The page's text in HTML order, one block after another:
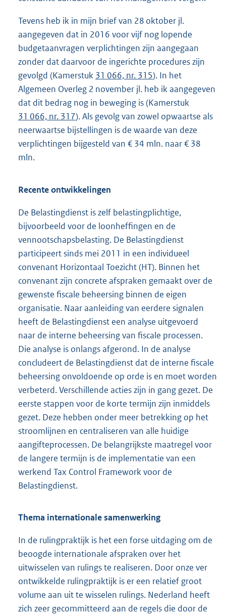
Tevens heb ik in mijn brief van 28 oktober jl.
aangegeven dat in 2016 voor vijf nog lopende
budgetaanvragen verplichtingen zijn aangegaan
zonder dat daarvoor de ingerichte procedures zijn
gevolgd (Kamerstuk 31 066, nr. 315). In het
Algemeen Overleg 2 november jl. heb ik aangegeven
dat dit bedrag nog in beweging is (Kamerstuk
31 066, nr. 317). Als gevolg van zowel opwaartse als
neerwaartse bijstellingen is de waarde van deze
verplichtingen bijgesteld van € 34 mln. naar € 38
mln.
Recente ontwikkelingen
De Belastingdienst is zelf belastingplichtige,
bijvoorbeeld voor de loonheffingen en de
vennootschapsbelasting. De Belastingdienst
participeert sinds mei 2011 in een individueel
convenant Horizontaal Toezicht (HT). Binnen het
convenant zijn concrete afspraken gemaakt over de
gewenste fiscale beheersing binnen de eigen
organisatie. Naar aanleiding van eerdere signalen
heeft de Belastingdienst een analyse uitgevoerd
naar de interne beheersing van fiscale processen.
Die analyse is onlangs afgerond. In de analyse
concludeert de Belastingdienst dat de interne fiscale
beheersing onvoldoende op orde is en moet worden
verbeterd. Verschillende acties zijn in gang gezet. De
eerste stappen voor de korte termijn zijn inmiddels
gezet. Deze hebben onder meer betrekking op het
stroomlijnen en centraliseren van alle huidige
aangifteprocessen. De belangrijkste maatregel voor
de langere termijn is de implementatie van een
werkend Tax Control Framework voor de
Belastingdienst.
Thema internationale samenwerking
In de rulingpraktijk is het een forse uitdaging om de
beoogde internationale afspraken over het
uitwisselen van rulings te realiseren. Door onze ver
ontwikkelde rulingpraktijk is er een relatief groot
volume aan uit te wisselen rulings. Nederland heeft
zich zeer gecommitteerd aan de regels die door de